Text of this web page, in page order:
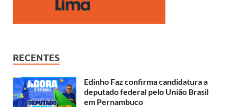
RECENTES
Edinho Faz confirma candidatura a
deputado federal pelo União Brasil
em Pernambuco